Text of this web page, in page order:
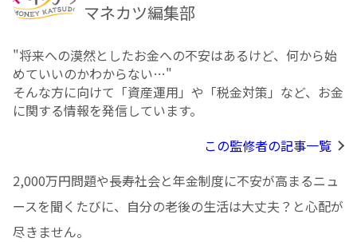
マネカツ編集部
"将来への漠然としたお⾦への不安はあるけど、何から始
めていいのかわからない…"
そんな方に向けて「資産運用」や「税金対策」など、お金
に関する情報を発信しています。
この監修者の記事一覧
2,000万円問題や長寿社会と年金制度に不安が高まるニュ
ースを聞くたびに、自分の老後の生活は大丈夫？と心配が
尽きません。